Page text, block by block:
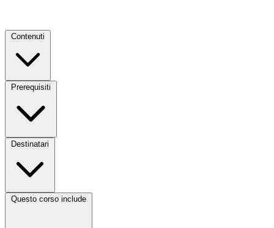
Contenuti
Prerequisiti
Destinatari
Questo corso include